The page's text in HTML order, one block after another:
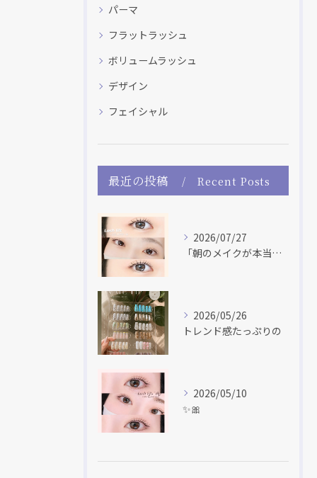
パーマ
フラットラッシュ
ボリュームラッシュ
デザイン
フェイシャル
最近の投稿 Recent Posts
2026/07/27
「朝のメイクが本当に楽になった！」 「マスカラだけで盛れる♡...
2026/05/26
トレンド感たっぷりの
2026/05/10
✨🎀